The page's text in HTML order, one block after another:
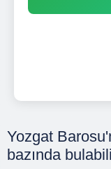
Yozgat
bazında